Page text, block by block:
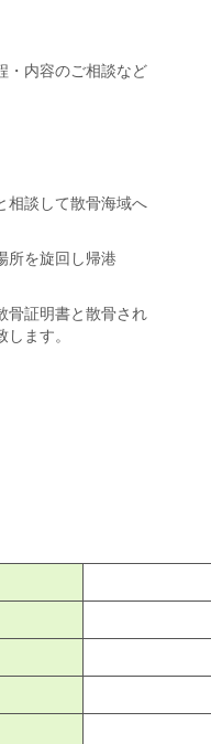
・内容のご相談など
相談して散骨海域へ
所を旋回し帰港
骨証明書と散骨され
ます。